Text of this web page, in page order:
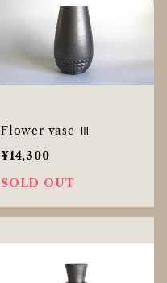
Flower vase Ⅲ
¥14,300
SOLD OUT